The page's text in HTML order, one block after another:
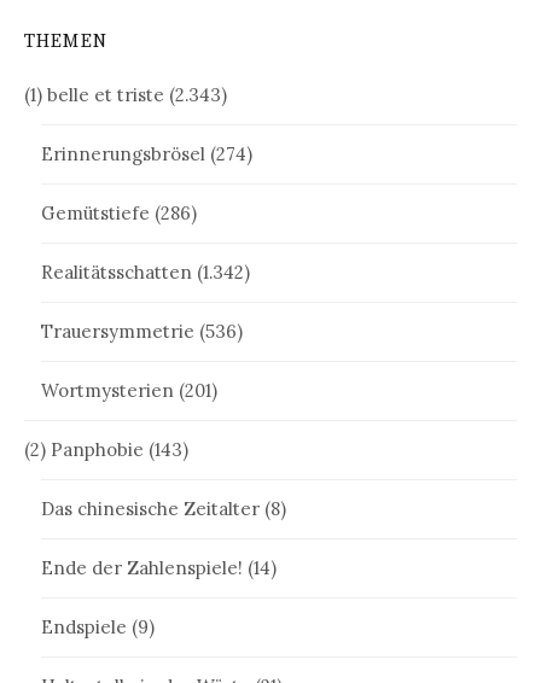
THEMEN
(1) belle et triste (2.343)
Erinnerungsbrösel (274)
Gemütstiefe (286)
Realitätsschatten (1.342)
Trauersymmetrie (536)
Wortmysterien (201)
(2) Panphobie (143)
Das chinesische Zeitalter (8)
Ende der Zahlenspiele! (14)
Endspiele (9)